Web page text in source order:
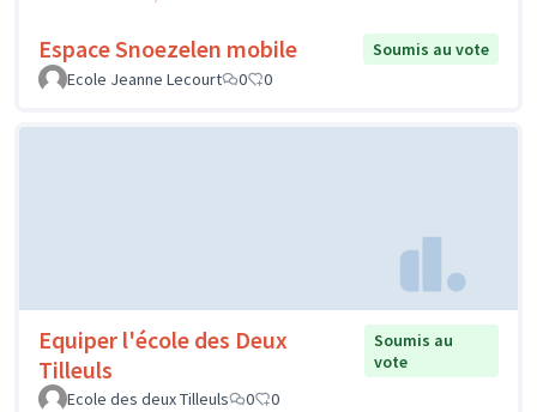
Espace Snoezelen mobile
Soumis au vote
Ecole Jeanne Lecourt
0 0
Equiper l'école des Deux
Tilleuls
Soumis au
vote
Ecole des deux Tilleuls
0 0